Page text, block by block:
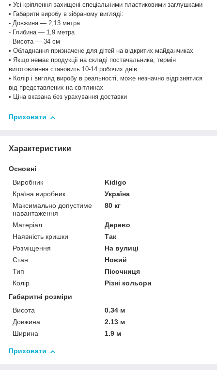
• Усі кріплення захищені спеціальними пластиковими заглушками
• Габарити виробу в зібраному вигляді:
- Довжина — 2,13 метра
- Глибина — 1,9 метра
- Висота — 34 см
• Обладнання призначене для дітей на відкритих майданчиках
• Якщо немає продукції на складі постачальника, термін
виготовлення становить 10-14 робочих днів
• Колір і вигляд виробу в реальності, може незначно відрізнятися
від представлених на світлинах
• Ціна вказана без урахування доставки
Приховати
Характеристики
Основні
Виробник
Kidigo
Країна виробник
Україна
Максимально допустиме
навантаження
80 кг
Матеріал
Дерево
Наявність кришки
Так
Розміщення
На вулиці
Стан
Новий
Тип
Пісочниця
Колір
Різні кольори
Габаритні розміри
Висота
0.34 м
Довжина
2.13 м
Ширина
1.9 м
Приховати